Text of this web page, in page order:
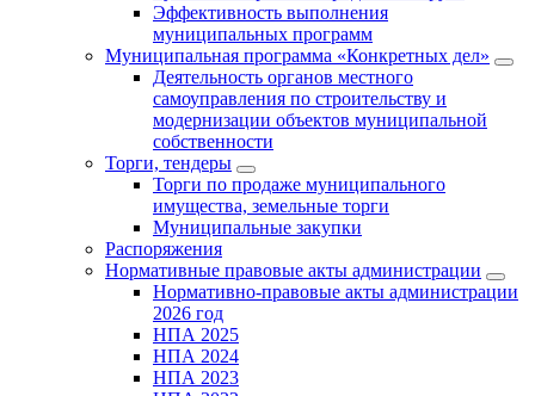
Эффективность выполнения
муниципальных программ
Муниципальная программа «Конкретных дел»
Деятельность органов местного
самоуправления по строительству и
модернизации объектов муниципальной
собственности
Торги, тендеры
Торги по продаже муниципального
имущества, земельные торги
Муниципальные закупки
Распоряжения
Нормативные правовые акты администрации
Нормативно-правовые акты администрации
2026 год
НПА 2025
НПА 2024
НПА 2023